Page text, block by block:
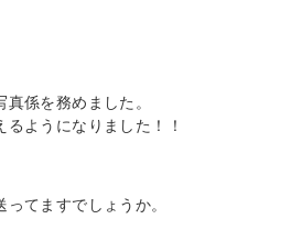
係を務めました。
ようになりました！！
てますでしょうか。